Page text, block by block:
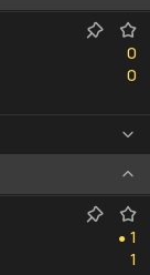
0
0
0
0
●
1
11
1